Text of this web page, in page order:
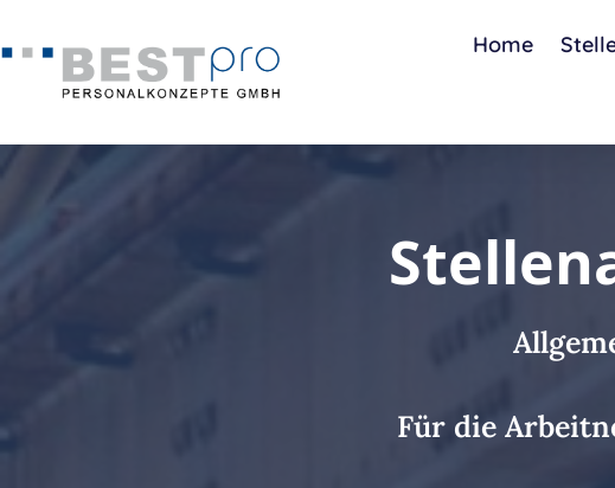
Inhalt
springen
Home
Für die